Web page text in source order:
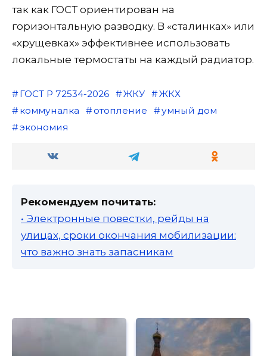
так как ГОСТ ориентирован на
горизонтальную разводку. В «сталинках» или
«хрущевках» эффективнее использовать
локальные термостаты на каждый радиатор.
ГОСТ Р 72534-2026 ЖКУ
ЖКХ
коммуналка
отопление
умный дом
экономия
Рекомендуем почитать:
• Электронные повестки, рейды на
улицах, сроки окончания мобилизации:
что важно знать запасникам